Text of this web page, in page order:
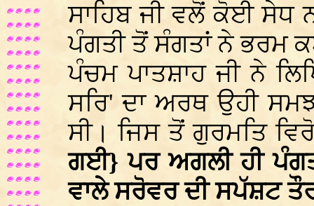
ਸਾਹਿਬ ਜੀ ਵਲੋਂ ਕੋਈ ਸੇਧ
ਪੰਗਤੀ ਤੋਂ ਸੰਗਤਾਂ ਨੇ ਭਰਮ
ਪੰਚਮ ਪਾਤਸ਼ਾਹ ਜੀ ਨੇ
ਸਰਿ' ਦਾ ਅਰਥ ਉਹੀ
ਸੀ। ਜਿਸ ਤੋਂ ਗੁਰਮਤਿ
ਗਈ} ਪਰ ਅਗਲੀ ਹੀ
ਵਾਲੇ ਸਰੋਵਰ ਦੀ ਸਪੱਸ਼ਟ